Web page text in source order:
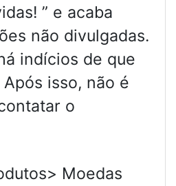
” e acaba
não divulgadas.
indícios de que
isso, não é
o
Moedas